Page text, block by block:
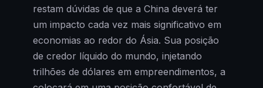
restam dúvidas de que a China deverá ter
um impacto cada vez mais significativo em
economias ao redor do Ásia. Sua posição
de credor líquido do mundo, injetando
trilhões de dólares em empreendimentos, a